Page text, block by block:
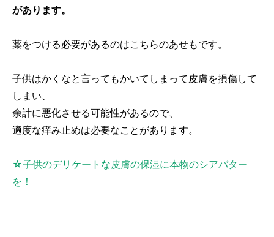
があります。
薬をつける必要があるのはこちらのあせもです。
子供はかくなと言ってもかいてしまって皮膚を損傷して
しまい、
余計に悪化させる可能性があるので、
適度な痒み止めは必要なことがあります。
☆子供のデリケートな皮膚の保湿に本物のシアバター
を！